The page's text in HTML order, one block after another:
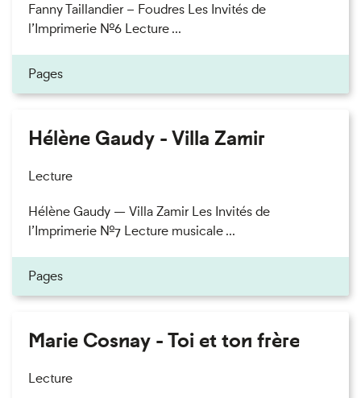
Fanny Taillandier – Foudres Les Invités de
l’Imprimerie n°6 Lecture ...
Pages
Hélène Gaudy - Villa Zamir
Lecture
Hélène Gaudy — Villa Zamir Les Invités de
l’Imprimerie n°7 Lecture musicale ...
Pages
Marie Cosnay - Toi et ton frère
Lecture